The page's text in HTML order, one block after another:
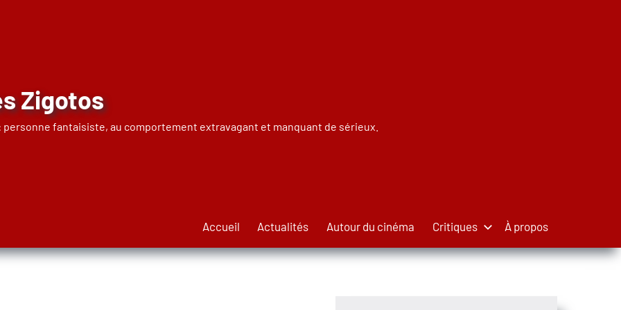
Zigotos
personne fantaisiste, au comportement extravagant et manquant de sérieux.
Accueil Actualités Autour du cinéma Critiques À propos